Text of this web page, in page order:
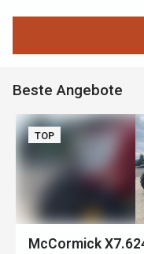
Beste Angebote
McCormick
TOP